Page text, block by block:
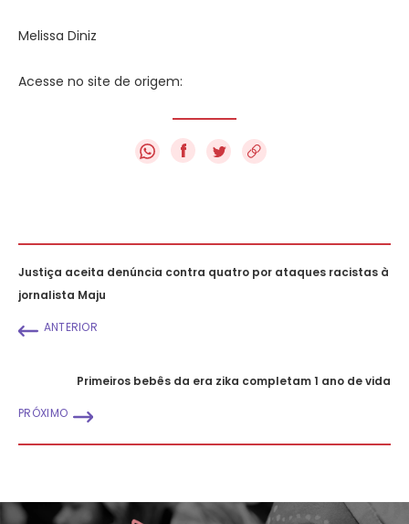
Melissa Diniz
Acesse no site de origem:
f
Justiça aceita denúncia contra quatro por ataques racistas à
jornalista Maju
ANTERIOR
Primeiros bebês da era zika completam 1 ano de vida
PRÓXIMO